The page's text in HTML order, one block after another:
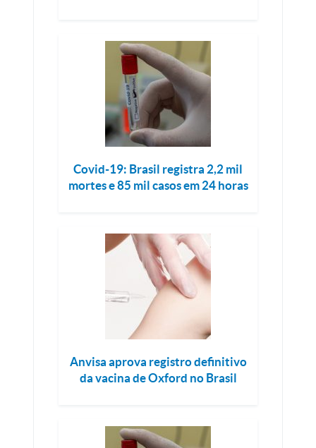
Covid-19: Brasil registra 2,2 mil
mortes e 85 mil casos em 24 horas
Anvisa aprova registro definitivo
da vacina de Oxford no Brasil